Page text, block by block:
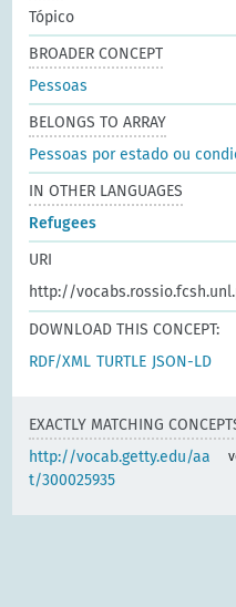
Tópico
BROADER CONCEPT
Pessoas
BELONGS TO ARRAY
Pessoas por estado ou
IN OTHER LANGUAGES
Refugees
URI
http://
DOWNLOAD THIS CONCEPT:
RDF/XML TURTLE JSON-LD
EXACTLY MATCHING
http://vocab.getty.edu/aa
t/300025935